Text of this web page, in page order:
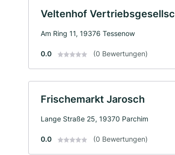
Veltenhof
Am Ring 11, 19376 Tessenow
0.0 (0 Bewertungen)
Frischemarkt Jarosch
Lange Straße 25, 19370 Parchim
0.0 (0 Bewertungen)